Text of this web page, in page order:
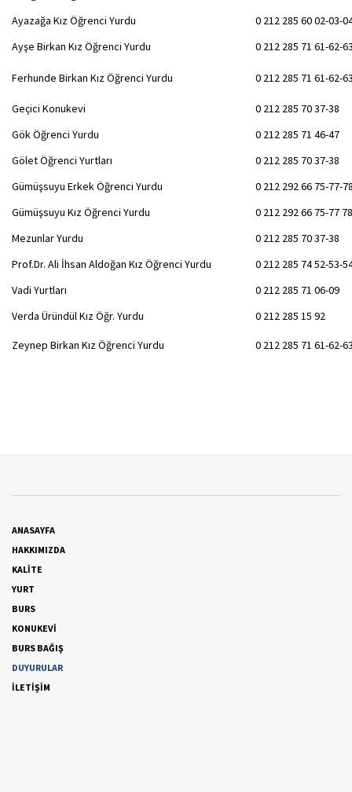
Ayazağa Kız Öğrenci Yurdu
0 212 285 60 02-03-
Ayşe Birkan Kız Öğrenci Yurdu
0 212 285 71 61-62-
Ferhunde Birkan Kız Öğrenci Yurdu 0 212 285 71 61-62-
Geçici Konukevi
0 212 285 70 37-38
Gök Öğrenci Yurdu
0 212 285 71 46-47
Gölet Öğrenci Yurtları
0 212 285 70 37-38
Gümüşsuyu Erkek Öğrenci Yurdu
0 212 292 66 75-77-
Gümüşsuyu Kız Öğrenci Yurdu
0 212 292 66 75-77 78
Mezunlar Yurdu
0 212 285 70 37-38
Prof.Dr. Ali İhsan Aldoğan Kız Öğrenci Yurdu
0 212 285 74 52-53-
Vadi Yurtları
0 212 285 71 06-09
Verda Üründül Kız Öğr. Yurdu
0 212 285 15 92
Zeynep Birkan Kız Öğrenci Yurdu 0 212 285 71 61-62-
ANASAYFA
HAKKIMIZDA
KALİTE
YURT
BURS
KONUKEVİ
BURS BAĞIŞ
DUYURULAR
İLETİŞİM